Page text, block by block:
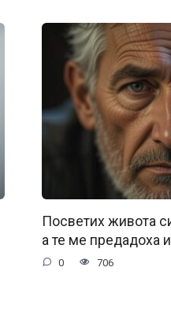
Посветих живота
а те ме предадоха
0 706